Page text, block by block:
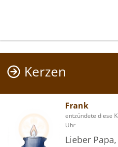
Kerzen
Frank
entzündete diese
Uhr
Lieber Papa,